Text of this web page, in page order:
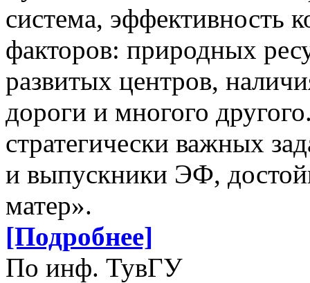
система, эффективность
факторов: природных
развитых центров,
дороги и многого
стратегически важных
и выпускники ЭФ,
матер».
[Подробнее]
По инф. ТувГУ